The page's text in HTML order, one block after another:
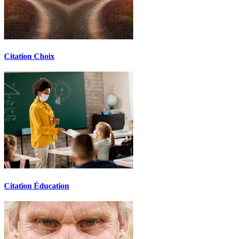
Citation Choix
Citation Éducation